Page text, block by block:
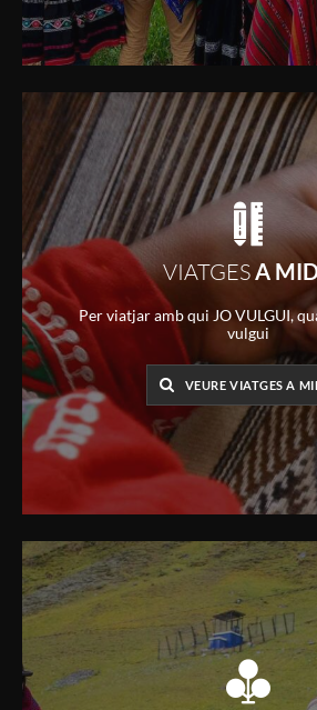
VIATGES A
Per viatjar amb qui JO VULGUI,
vulgui
VEURE VIATGES A